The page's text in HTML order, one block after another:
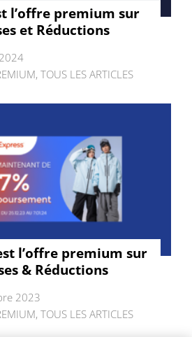
l’offre premium sur
et Réductions
, TOUS LES ARTICLES
l’offre premium sur
& Réductions
2023
, TOUS LES ARTICLES